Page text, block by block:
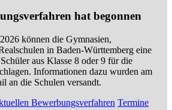
hat begonnen
können die Gymnasien,
in Baden-Württemberg eine
aus Klasse 8 oder 9 für die
Informationen dazu wurden am
an die Schulen versandt.
Bewerbungsverfahren Termine